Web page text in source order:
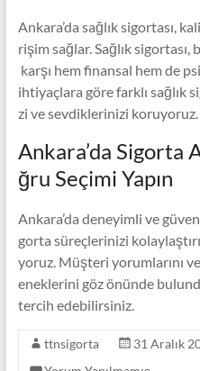
Ankara’da sağlık sigortası,
rişim sağlar. Sağlık sigortası,
karşı hem finansal hem de
ihtiyaçlara göre farklı sağlık
zi ve sevdiklerinizi koruyoruz.
Ankara’da Sigorta
ğru Seçimi Yapın
Ankara’da deneyimli ve
gorta süreçlerinizi
yoruz. Müşteri yorumlarını
eneklerini göz önünde
tercih edebilirsiniz.
ttnsigorta 31 Aralık